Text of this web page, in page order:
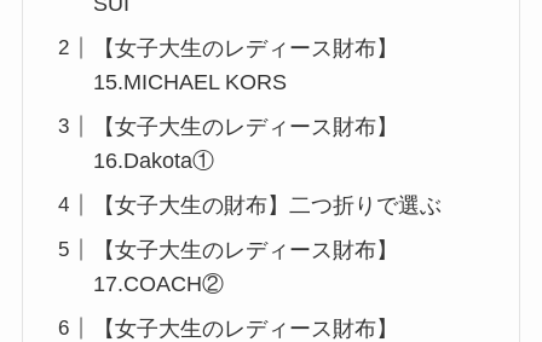
【女子大生のレディース財布】
15.MICHAEL KORS
【女子大生のレディース財布】
16.Dakota①
【女子大生の財布】二つ折りで選ぶ
【女子大生のレディース財布】
17.COACH②
【女子大生のレディース財布】